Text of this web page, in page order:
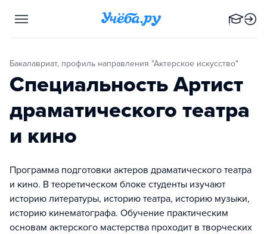
Бакалавриат, профиль направления "Актерское искусство"
Специальность Артист
драматического театра
и кино
Программа подготовки актеров драматического театра
и кино. В теоретическом блоке студенты изучают
историю литературы, историю театра, историю музыки,
историю кинематографа. Обучение практическим
основам актерского мастерства проходит в творческих